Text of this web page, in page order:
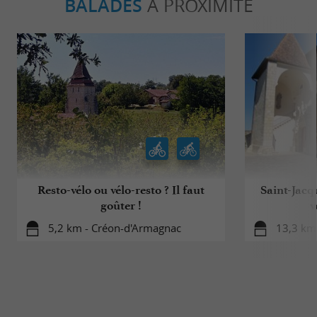
BALADES À PROXIMITÉ
Resto-vélo ou vélo-resto ? Il faut
goûter !
5,2 km - Créon-d'Armagnac
Saint-
13,3